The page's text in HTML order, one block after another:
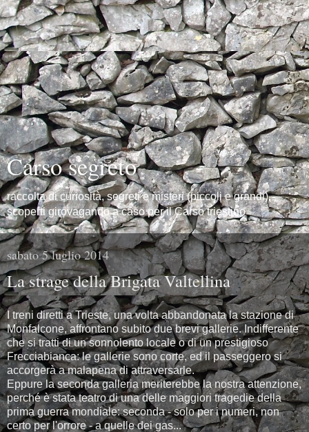
Carso segreto
raccolta di curiosità, segreti e misteri (piccoli e grandi),
scoperti girovagando a caso per il Carso triestino
sabato 5 luglio 2014
La strage della Brigata Valtellina
I treni diretti a Trieste, una volta abbandonata la stazione di
Monfalcone, affrontano subito due brevi gallerie. Indifferente
che si tratti di un sonnolento locale o di un prestigioso
Frecciabianca: le gallerie sono corte, ed il passeggero si
accorgerà a malapena di attraversarle.
Eppure la seconda galleria meriterebbe la nostra attenzione,
perché è stata teatro di una delle maggiori tragedie della
prima guerra mondiale: seconda - solo per i numeri, non
certo per l'orrore - a quelle dei gas...